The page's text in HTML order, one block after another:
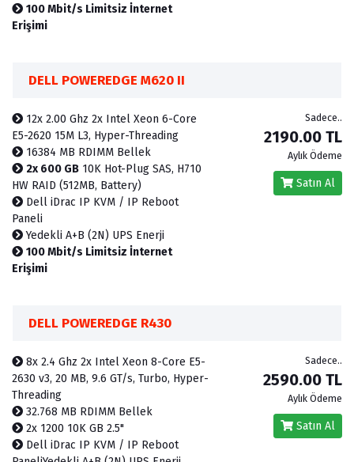
100 Mbit/s Limitsiz İnternet
Erişimi
DELL POWEREDGE M620 II
12x 2.00 Ghz 2x Intel Xeon 6-Core
E5-2620 15M L3, Hyper-Threading
16384 MB RDIMM Bellek
2x 600 GB 10K Hot-Plug SAS, H710
HW RAID (512MB, Battery)
Dell iDrac IP KVM / IP Reboot
Paneli
Yedekli A+B (2N) UPS Enerji
100 Mbit/s Limitsiz İnternet
Erişimi
Sadece..
2190.00 TL
Aylık Ödeme
Satın Al
DELL POWEREDGE R430
8x 2.4 Ghz 2x Intel Xeon 8-Core E5-
2630 v3, 20 MB, 9.6 GT/s, Turbo, Hyper-
Threading
32.768 MB RDIMM Bellek
2x 1200 10K GB 2.5"
Dell iDrac IP KVM / IP Reboot
Sadece..
2590.00 TL
Aylık Ödeme
Satın Al